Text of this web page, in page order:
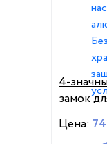
4-
замок
замком
корпус
Цена: